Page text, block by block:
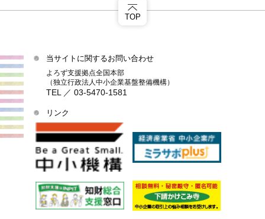
当サイトに関するお問い合わせ
よろず支援拠点全国本部
（独立行政法人中小企業基盤整備機構）
TEL ／ 03-5470-1581
リンク
TOP